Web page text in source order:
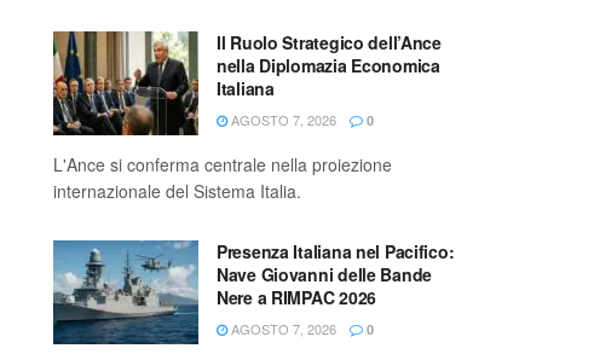
Il Ruolo Strategico dell’Ance
nella Diplomazia Economica
Italiana
AGOSTO 7, 2026 0
L'Ance si conferma centrale nella proiezione
internazionale del Sistema Italia.
Presenza Italiana nel Pacifico:
Nave Giovanni delle Bande
Nere a RIMPAC 2026
AGOSTO 7, 2026 0